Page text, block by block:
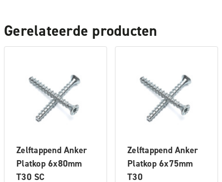
Gerelateerde producten
Zelftappend Anker
Platkop 6x80mm
T30 SC
Zelftappend Anker
Platkop 6x75mm
T30